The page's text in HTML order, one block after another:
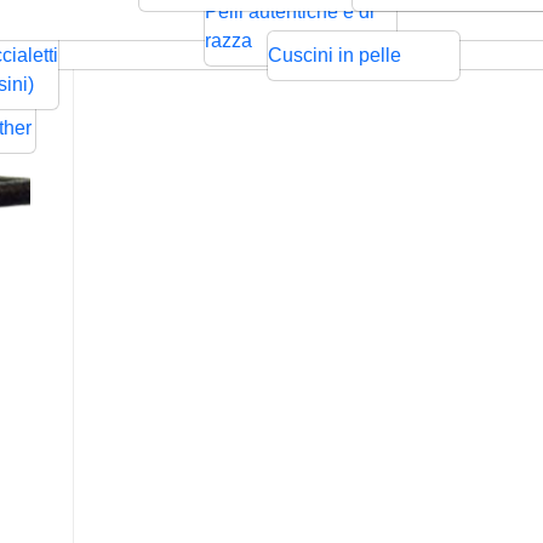
Rilievo
Pelli autentiche e di
razza
Pressione
Cuscini in pelle